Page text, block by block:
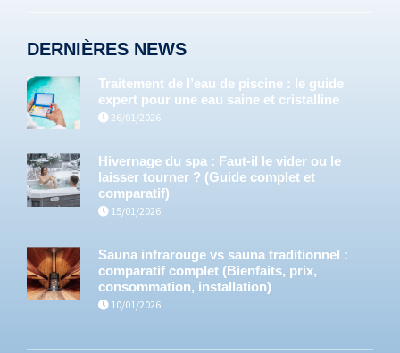
DERNIÈRES NEWS
Traitement de l’eau de piscine : le guide
expert pour une eau saine et cristalline
26/01/2026
Hivernage du spa : Faut-il le vider ou le
laisser tourner ? (Guide complet et
comparatif)
15/01/2026
Sauna infrarouge vs sauna traditionnel :
comparatif complet (Bienfaits, prix,
consommation, installation)
10/01/2026